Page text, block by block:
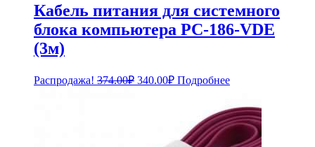
Кабель питания для системного
блока компьютера PC-186-VDE
(3м)
Распродажа! 374.00₽ Первоначальная
340.00₽Текущая
цена:
Подробнее